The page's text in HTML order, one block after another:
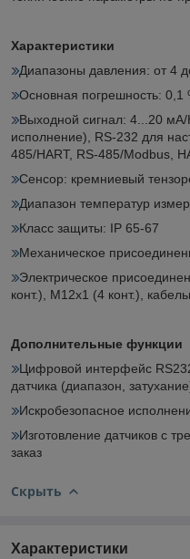
Характеристики
Диапазоны давления: от 4
Основная погрешность: 0,1
Выходной сигнал: 4...20
исполнение), RS-232 для
485/HART, RS-485/Modbus,
Сенсор: кремниевый
Диапазон температур
Класс защиты: IP 65-67
Механическое
Электрическое
конт.), M12x1 (4 конт.),
Дополнительные функции
Цифровой интерфейс
датчика (диапазон,
Искробезопасное
Изготовление датчиков с
заказ
Скрыть
Характеристики